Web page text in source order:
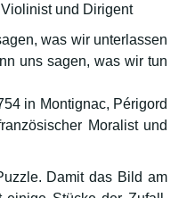
und Dirigent
was wir unterlassen
uns sagen, was wir tun
in Montignac, Périgord
Moralist und
Damit das Bild am